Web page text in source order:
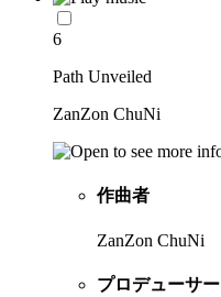
6
Path Unveiled
ZanZon ChuNi
作曲者
ZanZon ChuNi
プロデューサー